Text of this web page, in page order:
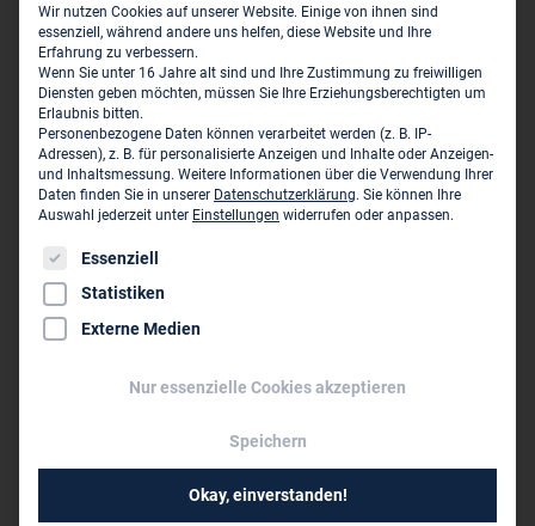
nicht erreicht werden.
Dabei stellt die Bau- und Immobilienwirtschaft nicht nur
einen bedeutenden Wirtschaftsfaktor dar, sondern bietet
auch Lösungen für gesellschaftliche Herausforderungen
wie den Wohnungsmangel und die Umsetzung von
Klimaschutzzielen. Um diesen Sektor wieder anzukurbeln,
Impulse erforderlich. Die kürzlich verabschiedeten
Maßnahmen der Bundesregierung sind ein erster Schritt,
doch entscheidend ist ihre rasche Umsetzung. Das Fehlen
Bauwirtschaft, sondern auch die Gesamtwirtschaft negativ
Der vorliegende Bericht des BDI bietet Einblicke in die
Instrumente des Maßnahmenpakets Bauen und stellt
Wir nutzen Cookies auf unserer Website. Einige von ihnen sind
essenziell, während andere uns helfen, diese Website und Ihre
Erfahrung zu verbessern.
Wenn Sie unter 16 Jahre alt sind und Ihre Zustimmung zu freiwilligen
Diensten geben möchten, müssen Sie Ihre Erziehungsberechtigten um
Erlaubnis bitten.
Personenbezogene Daten können verarbeitet werden (z. B. IP-
Adressen), z. B. für personalisierte Anzeigen und Inhalte oder Anzeigen-
und Inhaltsmessung. Weitere Informationen über die Verwendung Ihrer
Daten finden Sie in unserer Datenschutzerklärung. Sie können Ihre
Auswahl jederzeit unter Einstellungen widerrufen oder anpassen.
Es folgt eine Liste der Service-Gruppen, für die eine
Essenziell
Statistiken
Externe Medien
Nur essenzielle Cookies akzeptieren
Speichern
Okay, einverstanden!